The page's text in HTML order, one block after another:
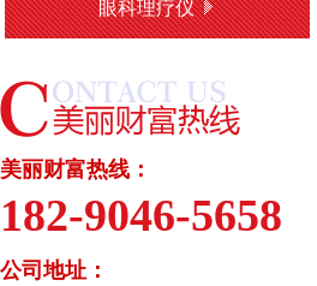
眼科理疗仪
美丽财富热线：
182-9046-5658
公司地址：